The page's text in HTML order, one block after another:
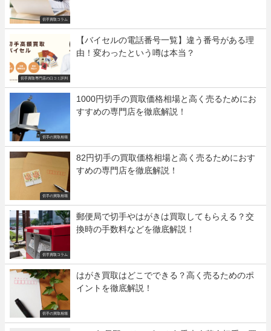
切手買取コラム
切手買取専門店の口コミ評判
【バイセルの電話番号一覧】違う番号がある理
由！変わったという噂は本当？
切手の買取相場
1000円切手の買取価格相場と高く売るためにお
すすめの専門店を徹底解説！
切手の買取相場
82円切手の買取価格相場と高く売るためにおす
すめの専門店を徹底解説！
切手買取コラム
郵便局で切手やはがきは買取してもらえる？交
換時の手数料などを徹底解説！
切手の買取相場
はがき買取はどこでできる？高く売るためのポ
イントを徹底解説！